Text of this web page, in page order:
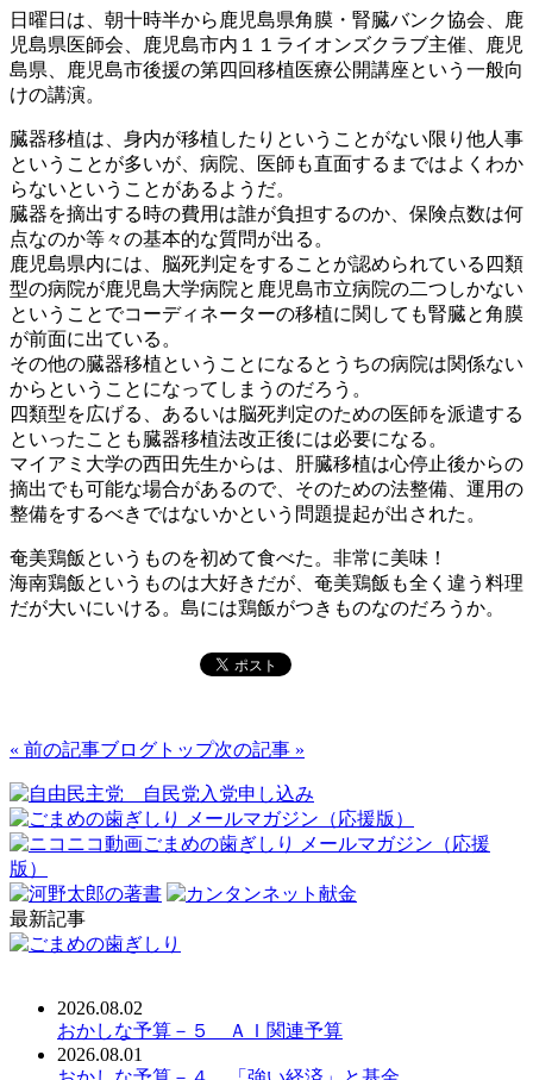
日曜日は、朝十時半から鹿児島県角膜・腎臓バンク協会、鹿
児島県医師会、鹿児島市内１１ライオンズクラブ主催、鹿児
島県、鹿児島市後援の第四回移植医療公開講座という一般向
けの講演。
臓器移植は、身内が移植したりということがない限り他人事
ということが多いが、病院、医師も直面するまではよくわか
らないということがあるようだ。
臓器を摘出する時の費用は誰が負担するのか、保険点数は何
点なのか等々の基本的な質問が出る。
鹿児島県内には、脳死判定をすることが認められている四類
型の病院が鹿児島大学病院と鹿児島市立病院の二つしかない
ということでコーディネーターの移植に関しても腎臓と角膜
が前面に出ている。
その他の臓器移植ということになるとうちの病院は関係ない
からということになってしまうのだろう。
四類型を広げる、あるいは脳死判定のための医師を派遣する
といったことも臓器移植法改正後には必要になる。
マイアミ大学の西田先生からは、肝臓移植は心停止後からの
摘出でも可能な場合があるので、そのための法整備、運用の
整備をするべきではないかという問題提起が出された。
奄美鶏飯というものを初めて食べた。非常に美味！
海南鶏飯というものは大好きだが、奄美鶏飯も全く違う料理
だが大いにいける。島には鶏飯がつきものなのだろうか。
« 前の記事ブログトップ次の記事 »
最新記事
2026.08.02
おかしな予算－５ ＡＩ関連予算
2026.08.01